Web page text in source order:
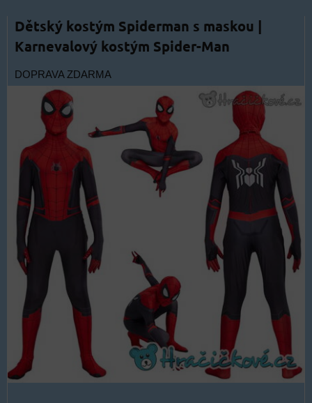
Dětský kostým Spiderman s maskou |
Karnevalový kostým Spider-Man
DOPRAVA ZDARMA